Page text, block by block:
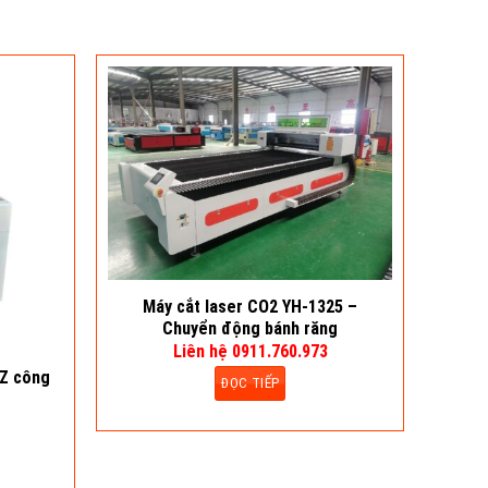
công
Máy cắt laser CO2 YH-1325 –
Chuyển động bánh răng
Liên hệ 0911.760.973
ĐỌC TIẾP